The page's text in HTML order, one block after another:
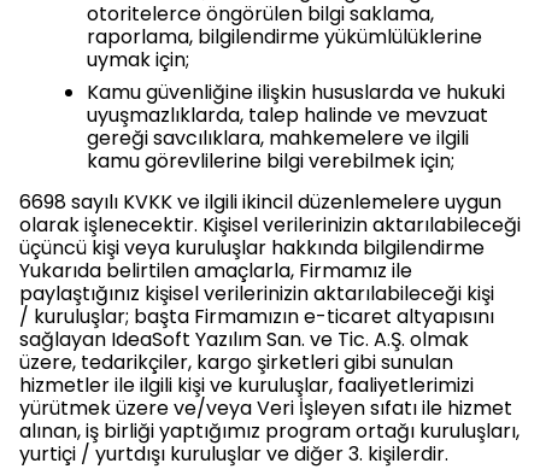
otoritelerce öngörülen bilgi saklama,
raporlama, bilgilendirme yükümlülüklerine
uymak için;
Kamu güvenliğine ilişkin hususlarda ve hukuki
uyuşmazlıklarda, talep halinde ve mevzuat
gereği savcılıklara, mahkemelere ve ilgili
kamu görevlilerine bilgi verebilmek için;
6698 sayılı KVKK ve ilgili ikincil düzenlemelere uygun
olarak işlenecektir. Kişisel verilerinizin aktarılabileceği
üçüncü kişi veya kuruluşlar hakkında bilgilendirme
Yukarıda belirtilen amaçlarla, Firmamız ile
paylaştığınız kişisel verilerinizin aktarılabileceği kişi
/ kuruluşlar; başta Firmamızın e-ticaret altyapısını
sağlayan IdeaSoft Yazılım San. ve Tic. A.Ş. olmak
üzere, tedarikçiler, kargo şirketleri gibi sunulan
hizmetler ile ilgili kişi ve kuruluşlar, faaliyetlerimizi
yürütmek üzere ve/veya Veri İşleyen sıfatı ile hizmet
alınan, iş birliği yaptığımız program ortağı kuruluşları,
yurtiçi / yurtdışı kuruluşlar ve diğer 3. kişilerdir.